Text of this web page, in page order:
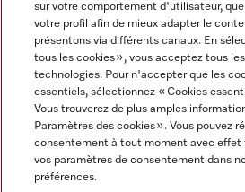
Informations légales
CGV
Conditions d’utilisation
Déclaration d'accessibilité
sur votre comportement d'utilisateur,
votre profil afin de mieux adapter le
présentons via différents canaux. En
tous les cookies », vous acceptez tous
technologies. Pour n'accepter que les
essentiels, sélectionnez « Cookies
Vous trouverez de plus amples
Paramètres des cookies ». Vous pouvez
consentement à tout moment avec effet
vos paramètres de consentement dans
préférences.